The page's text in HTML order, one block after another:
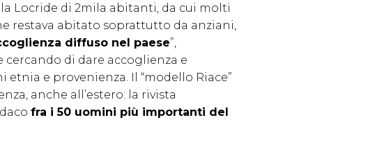
Locride di 2mila abitanti, da cui molti
restava abitato soprattutto da anziani,
diffuso nel paese”,
di dare accoglienza e
e provenienza. Il “modello Riace”
anche all’estero: la rivista
fra i 50 uomini più importanti del